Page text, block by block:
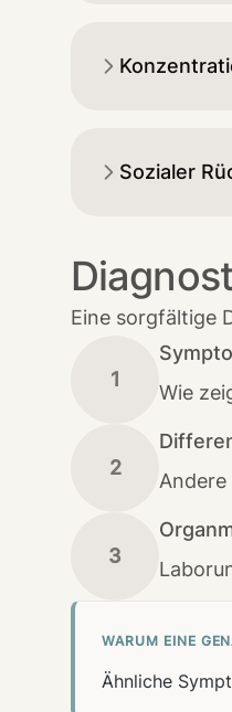
Sozialer
Eine sorgfältige
1
Wie
2
3
WARUM EINE
Ähnliche